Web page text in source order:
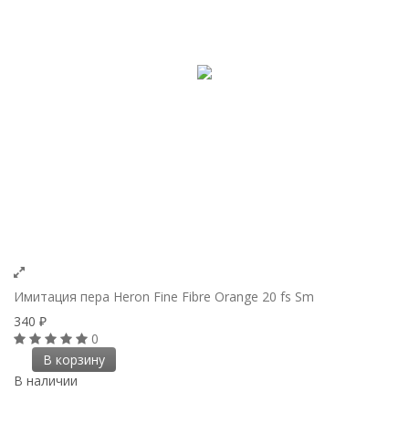
Имитация пера Heron Fine Fibre Orange 20 fs Sm
340 ₽
0
В корзину
В наличии